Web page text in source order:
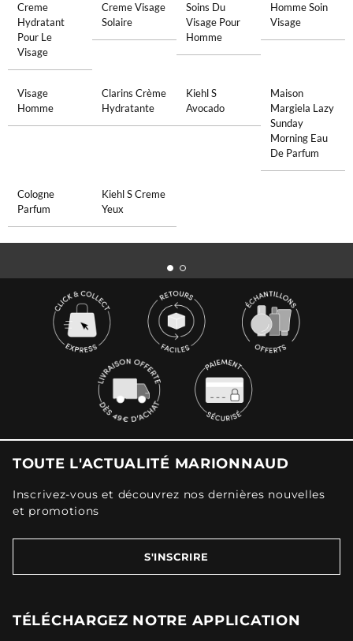
Creme
Hydratant
Pour Le
Visage
Creme Visage
Solaire
Soins Du
Visage Pour
Homme
Homme Soin
Visage
Visage
Homme
Clarins Crème
Hydratante
Kiehl S
Avocado
Maison
Margiela Lazy
Sunday
Morning Eau
De Parfum
Cologne
Parfum
Kiehl S Creme
Yeux
TOUTE L'ACTUALITÉ MARIONNAUD
Inscrivez-vous et découvrez nos dernières nouvelles
et promotions
S'INSCRIRE
TÉLÉCHARGEZ NOTRE APPLICATION